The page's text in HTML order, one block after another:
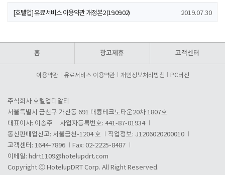
[호텔업] 유료서비스 이용약관 개정본2 (19.09.02) 2019.07.30
홈 광고제휴 고객센터
이용약관 유료서비스 이용약관 개인정보처리방침 PC버전
주식회사 호텔업디알티
서울특별시 금천구 가산동 691 대륭테크노타운20차 1807호
대표이사: 이송주
사업자등록번호: 441-87-01934
통신판매업신고: 서울금천-1204 호
직업정보: J1206020200010
고객센터: 1644-7896
Fax: 02-2225-8487
이메일: hdrt1109@hotelupdrt.com
Copyright ⓒ HotelupDRT Corp. All Right Reserved.